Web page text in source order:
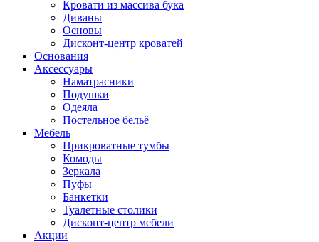
Кровати из массива бука
Диваны
Основы
Дисконт-центр кроватей
Основания
Аксессуары
Наматрасники
Подушки
Одеяла
Постельное бельё
Мебель
Прикроватные тумбы
Комоды
Зеркала
Пуфы
Банкетки
Туалетные столики
Дисконт-центр мебели
Акции